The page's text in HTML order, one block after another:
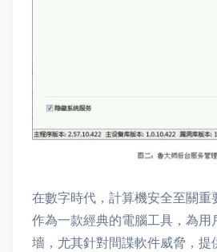
在數字時代，計算機安全至關重
作為一款經典的電腦工具，為用
墻，尤其針對間諜軟件威脅，提